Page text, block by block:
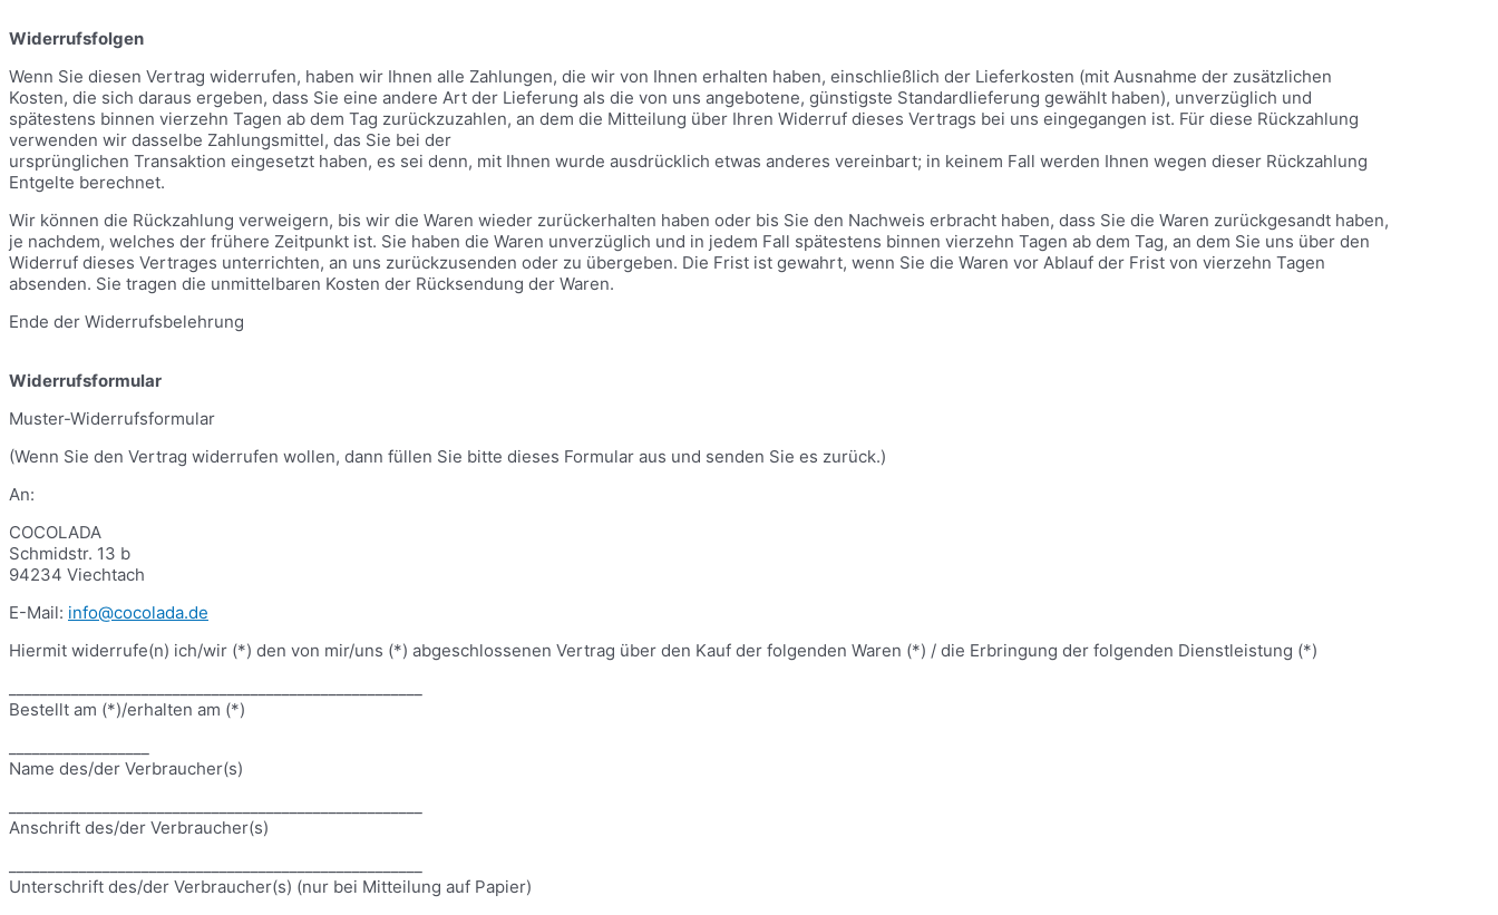
Widerrufsfolgen
Wenn Sie diesen Vertrag widerrufen, haben wir Ihnen alle Zahlungen, die wir von Ihnen erhalten haben, einschließlich der Lieferkosten (mit Ausnahme der zusätzlichen
Kosten, die sich daraus ergeben, dass Sie eine andere Art der Lieferung als die von uns angebotene, günstigste Standardlieferung gewählt haben), unverzüglich und
spätestens binnen vierzehn Tagen ab dem Tag zurückzuzahlen, an dem die Mitteilung über Ihren Widerruf dieses Vertrags bei uns eingegangen ist. Für diese Rückzahlung
verwenden wir dasselbe Zahlungsmittel, das Sie bei der
ursprünglichen Transaktion eingesetzt haben, es sei denn, mit Ihnen wurde ausdrücklich etwas anderes vereinbart; in keinem Fall werden Ihnen wegen dieser Rückzahlung
Entgelte berechnet.
Wir können die Rückzahlung verweigern, bis wir die Waren wieder zurückerhalten haben oder bis Sie den Nachweis erbracht haben, dass Sie die Waren zurückgesandt haben,
je nachdem, welches der frühere Zeitpunkt ist. Sie haben die Waren unverzüglich und in jedem Fall spätestens binnen vierzehn Tagen ab dem Tag, an dem Sie uns über den
Widerruf dieses Vertrages unterrichten, an uns zurückzusenden oder zu übergeben. Die Frist ist gewahrt, wenn Sie die Waren vor Ablauf der Frist von vierzehn Tagen
absenden. Sie tragen die unmittelbaren Kosten der Rücksendung der Waren.
Ende der Widerrufsbelehrung
Widerrufsformular
Muster-Widerrufsformular
(Wenn Sie den Vertrag widerrufen wollen, dann füllen Sie bitte dieses Formular aus und senden Sie es zurück.)
An:
COCOLADA
Schmidstr. 13 b
94234 Viechtach
E-Mail: info@cocolada.de
Hiermit widerrufe(n) ich/wir (*) den von mir/uns (*) abgeschlossenen Vertrag über den Kauf der folgenden Waren (*) / die Erbringung der folgenden Dienstleistung (*)
Bestellt am (*)/erhalten am (*)
Name des/der Verbraucher(s)
Anschrift des/der Verbraucher(s)
Unterschrift des/der Verbraucher(s) (nur bei Mitteilung auf Papier)